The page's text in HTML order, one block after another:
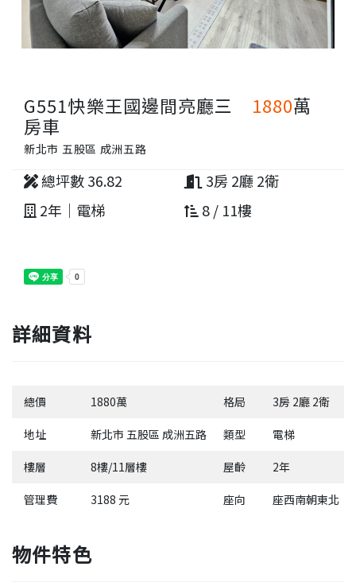
G551快樂王國邊間亮廳三
房車
新北市 五股區 成洲五路
1880萬
總坪數 36.82
3房 2廳 2衛
2年｜電梯
8 / 11樓
詳細資料
總價 1880萬 格局 3房 2廳 2衛
地址 新北市 五股區 成洲五路 類型 電梯
樓層 8樓/11層樓 屋齡 2年
管理費 3188 元 座向 座西南朝東北
物件特色